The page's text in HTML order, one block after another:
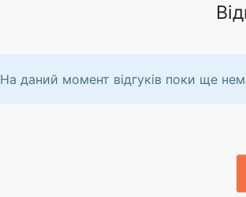
На даний момент відгуків поки ще